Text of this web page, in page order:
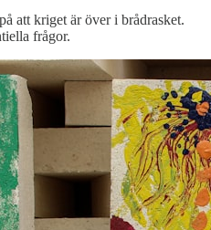
att kriget är över i brådrasket.
frågor.